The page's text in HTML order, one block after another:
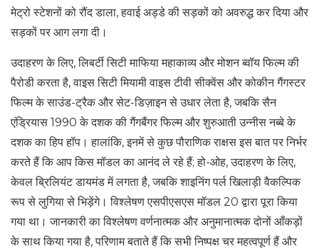
मेट्रो स्टेशनों को रौंद डाला, हवाई अड्डे की सड़कों को अवरुद्ध कर दिया और
सड़कों पर आग लगा दी।
उदाहरण के लिए, लिबर्टी सिटी माफिया महाकाव्य और मोशन ब्वॉय फिल्म की
पैरोडी करता है, वाइस सिटी मियामी वाइस टीवी सीक्वेंस और कोकीन गैंगस्टर
फिल्म के साउंड-ट्रैक और सेट-डिज़ाइन से उधार लेता है, जबकि सैन
एंड्रियास 1990 के दशक की गैंगबैंगर फिल्म और शुरुआती उन्नीस नब्बे के
दशक का हिप हॉप। हालांकि, इनमें से कुछ पौराणिक राक्षस इस बात पर निर्भर
करते हैं कि आप किस मॉडल का आनंद ले रहे हैं; हो-ओह, उदाहरण के लिए,
केवल ब्रिलियंट डायमंड में लगता है, जबकि शाइनिंग पर्ल खिलाड़ी वैकल्पिक
रूप से लुगिया से भिड़ेंगे। विश्लेषण एसपीएसएस मॉडल 20 द्वारा पूरा किया
गया था। जानकारी का विश्लेषण वर्णनात्मक और अनुमानात्मक दोनों आँकड़ों
के साथ किया गया है, परिणाम बताते हैं कि सभी निष्पक्ष चर महत्वपूर्ण हैं और